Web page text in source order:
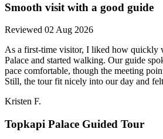
Smooth visit with a good guide
Reviewed 02 Aug 2026
As a first-time visitor, I liked how quickly
Palace and started walking. Our guide
pace comfortable, though the meeting
Still, the tour fit nicely into our day and
Kristen F.
Topkapi Palace Guided Tour